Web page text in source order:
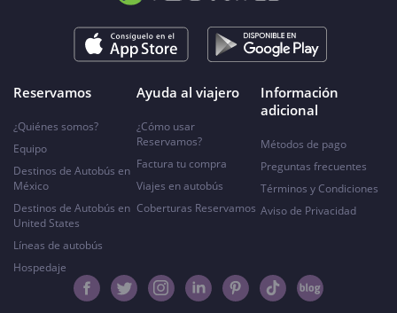
Reservamos
¿Quiénes somos?
Equipo
Destinos de Autobús en
México
Destinos de Autobús en
United States
Líneas de autobús
Hospedaje
Ayuda al viajero
¿Cómo usar
Reservamos?
Factura tu compra
Viajes en autobús
Coberturas Reservamos
Información
adicional
Métodos de pago
Preguntas frecuentes
Términos y Condiciones
Aviso de Privacidad